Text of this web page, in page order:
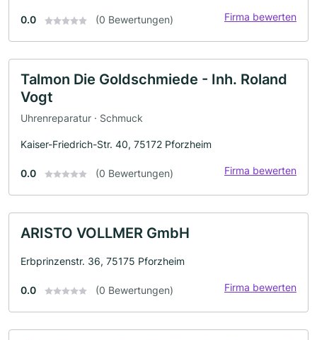
0.0 (0 Bewertungen) Firma bewerten
Talmon Die Goldschmiede - Inh. Roland
Vogt
Uhrenreparatur · Schmuck
Kaiser-Friedrich-Str. 40, 75172 Pforzheim
0.0 (0 Bewertungen) Firma bewerten
ARISTO VOLLMER GmbH
Erbprinzenstr. 36, 75175 Pforzheim
0.0 (0 Bewertungen) Firma bewerten